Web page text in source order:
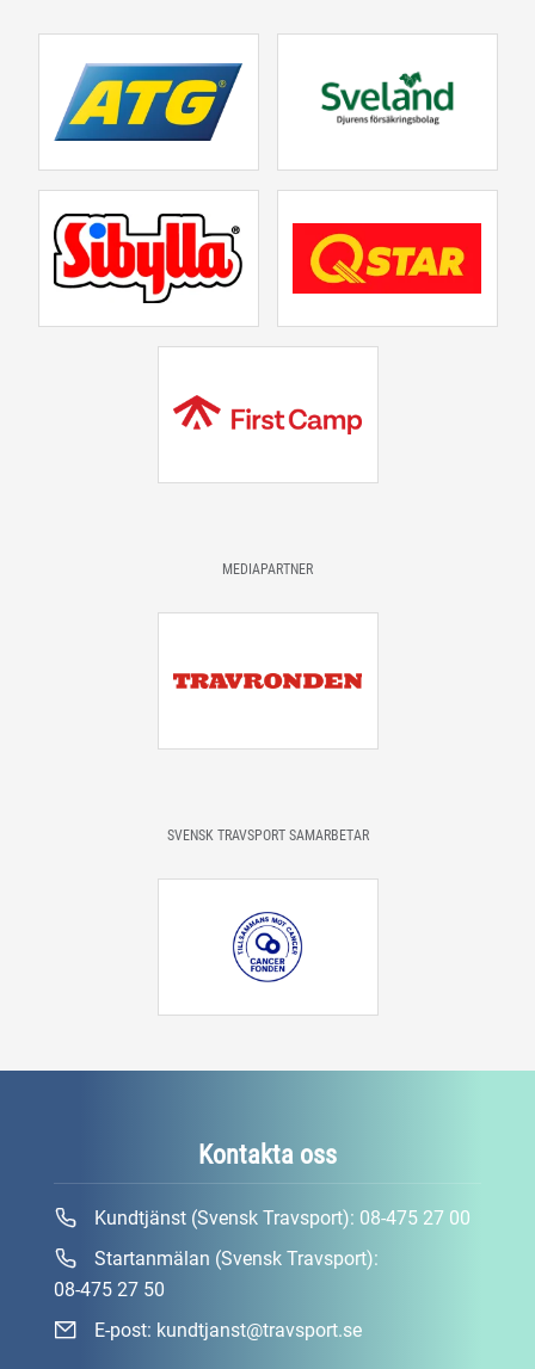
MEDIAPARTNER
SVENSK TRAVSPORT SAMARBETAR
Kontakta oss
Kundtjänst (Svensk Travsport): 08-475 27 00
Startanmälan (Svensk Travsport):
08-475 27 50
E-post: kundtjanst@travsport.se